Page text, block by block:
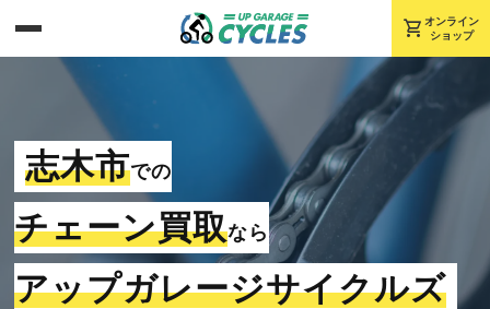
shopping_cart オンライン
ショップ
志木市での
チェーン買取なら
アップガレージサイクルズ